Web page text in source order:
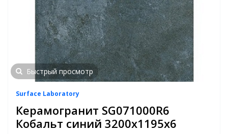
Быстрый просмотр
Surface Laboratory
Керамогранит SG071000R6
Кобальт синий 3200х1195х6